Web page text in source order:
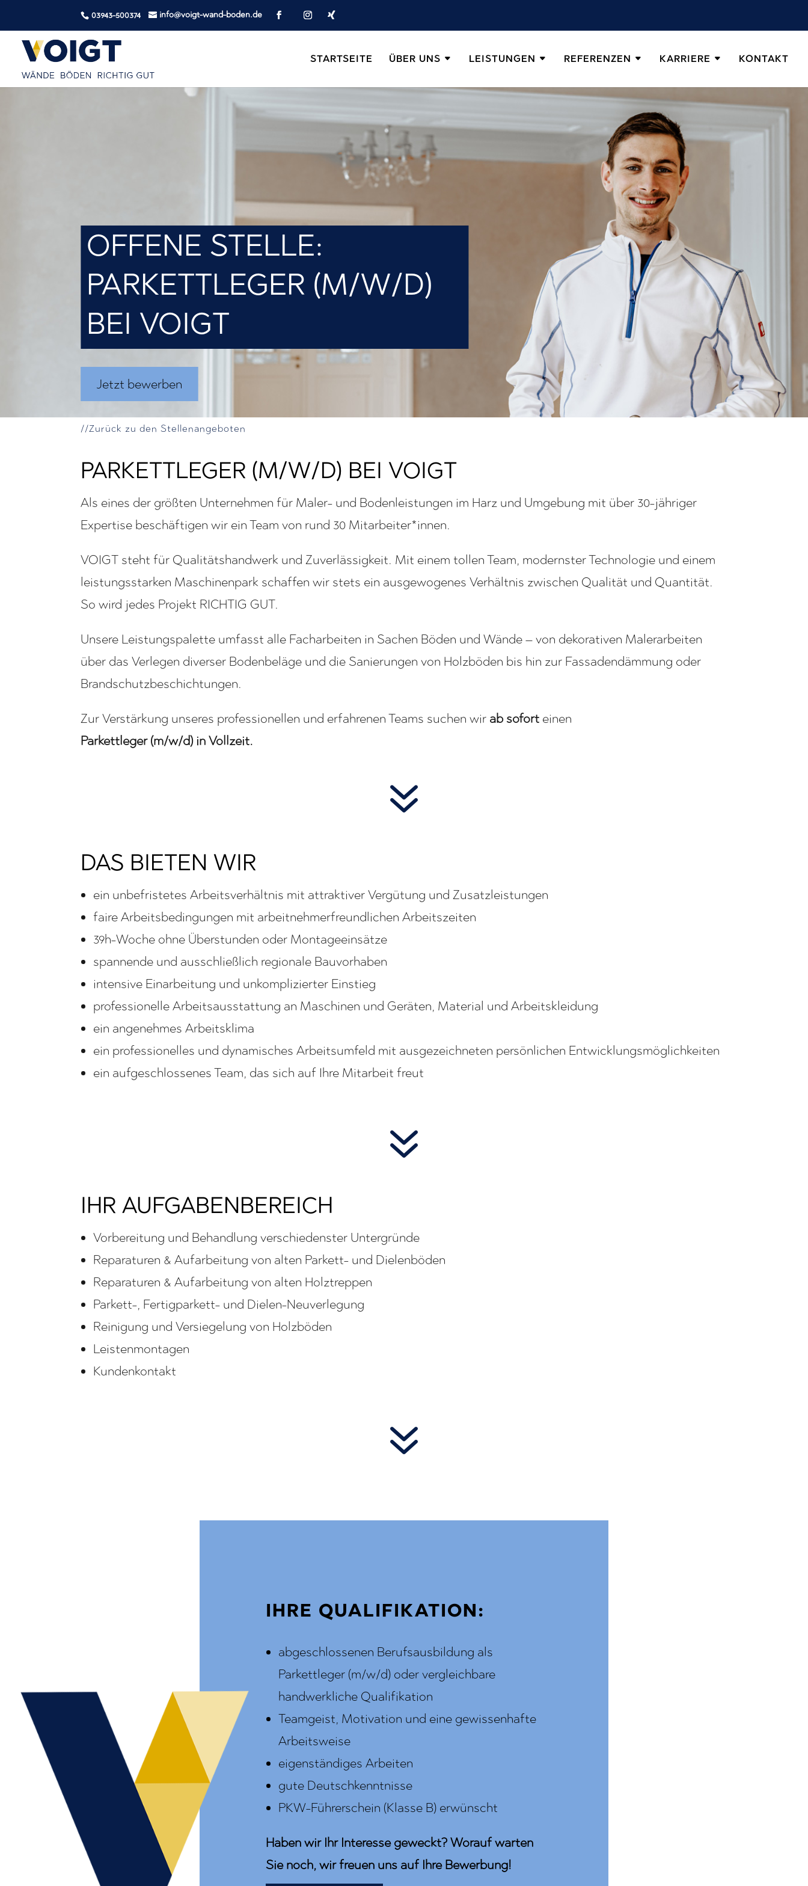
03943-500374 info@voigt-wand-boden.de
STARTSEITE ÜBER UNS LEISTUNGEN REFERENZEN KARRIERE KONTAKT
OFFENE STELLE:
PARKETTLEGER (M/W/D)
BEI VOIGT
Jetzt bewerben
//Zurück zu den Stellenangeboten
PARKETTLEGER (M/W/D) BEI VOIGT
Als eines der größten Unternehmen für Maler- und Bodenleistungen im Harz und Umgebung mit über 30-jähriger
Expertise beschäftigen wir ein Team von rund 30 Mitarbeiter*innen.
VOIGT steht für Qualitätshandwerk und Zuverlässigkeit. Mit einem tollen Team, modernster Technologie und einem
leistungsstarken Maschinenpark schaffen wir stets ein ausgewogenes Verhältnis zwischen Qualität und Quantität.
So wird jedes Projekt RICHTIG GUT.
Unsere Leistungspalette umfasst alle Facharbeiten in Sachen Böden und Wände – von dekorativen Malerarbeiten
über das Verlegen diverser Bodenbeläge und die Sanierungen von Holzböden bis hin zur Fassadendämmung oder
Brandschutzbeschichtungen.
Zur Verstärkung unseres professionellen und erfahrenen Teams suchen wir ab sofort einen
Parkettleger (m/w/d) in Vollzeit.
7
DAS BIETEN WIR
ein unbefristetes Arbeitsverhältnis mit attraktiver Vergütung und Zusatzleistungen
faire Arbeitsbedingungen mit arbeitnehmerfreundlichen Arbeitszeiten
39h-Woche ohne Überstunden oder Montageeinsätze
spannende und ausschließlich regionale Bauvorhaben
intensive Einarbeitung und unkomplizierter Einstieg
professionelle Arbeitsausstattung an Maschinen und Geräten, Material und Arbeitskleidung
ein angenehmes Arbeitsklima
ein professionelles und dynamisches Arbeitsumfeld mit ausgezeichneten persönlichen Entwicklungsmöglichkeiten
ein aufgeschlossenes Team, das sich auf Ihre Mitarbeit freut
7
IHR AUFGABENBEREICH
Vorbereitung und Behandlung verschiedenster Untergründe
Reparaturen & Aufarbeitung von alten Parkett- und Dielenböden
Reparaturen & Aufarbeitung von alten Holztreppen
Parkett-, Fertigparkett- und Dielen-Neuverlegung
Reinigung und Versiegelung von Holzböden
Leistenmontagen
Kundenkontakt
7
IHRE QUALIFIKATION:
abgeschlossenen Berufsausbildung als
Parkettleger (m/w/d) oder vergleichbare
handwerkliche Qualifikation
Teamgeist, Motivation und eine gewissenhafte
Arbeitsweise
eigenständiges Arbeiten
gute Deutschkenntnisse
PKW-Führerschein (Klasse B) erwünscht
Haben wir Ihr Interesse geweckt? Worauf warten
Sie noch, wir freuen uns auf Ihre Bewerbung!